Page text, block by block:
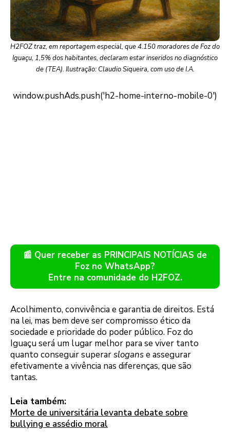
H2FOZ traz, em reportagem especial, que 4.150 moradores de Foz do
Iguaçu, 1,5% dos habitantes, declaram estar inseridos no diagnóstico
de (TEA). Ilustração: Claudio Siqueira, com uso de I.A.
📰 Quer receber as PRINCIPAIS NOTÍCIAS de
Foz no WhatsApp?
Entre na comunidade do H2FOZ.
Acolhimento, convivência e garantia de direitos. Está
na lei, mas bem deve ser compromisso ético da
sociedade e prioridade do poder público. Foz do
Iguaçu será um lugar melhor para se viver tanto
quanto conseguir superarsloganse assegurar
efetivamente a vivência nas diferenças, que são
tantas.
Leia também:
Morte de universitária levanta debate sobre
bullying e assédio moral